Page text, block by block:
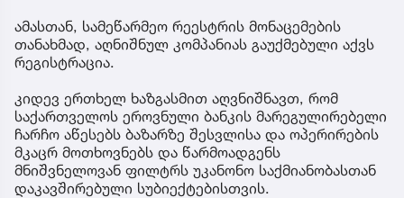
ამასთან, სამეწარმეო რეესტრის მონაცემების
თანახმად, აღნიშნულ კომპანიას გაუქმებული აქვს
რეგისტრაცია.
კიდევ ერთხელ ხაზგასმით აღვნიშნავთ, რომ
საქართველოს ეროვნული ბანკის მარეგულირებელი
ჩარჩო აწესებს ბაზარზე შესვლისა და ოპერირების
მკაცრ მოთხოვნებს და წარმოადგენს
მნიშვნელოვან ფილტრს უკანონო საქმიანობასთან
დაკავშირებული სუბიექტებისთვის.